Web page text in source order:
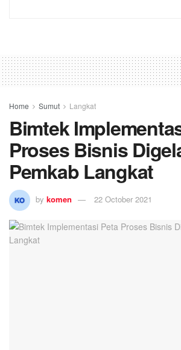
Home Sumut Langkat
Bimtek
Proses Bisnis
Pemkab Langkat
by komen 22 October 2021